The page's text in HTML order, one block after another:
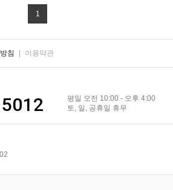
1
침 이용약관
평일 오전 10:00 - 오후 4:00
토, 일, 공휴일 휴무